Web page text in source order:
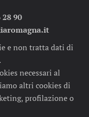
28 90
e non tratta dati di
necessari al
altri cookies di
profilazione o